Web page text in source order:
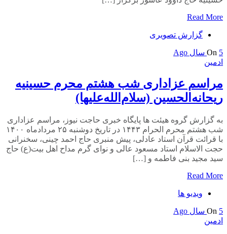
Read More
گزارش تصویری
On 5 سال Ago
ادمین
مراسم عزاداری شب هشتم محرم حسینیه
ریحانه‌الحسین (سلام‌الله‌علیها)
به گزارش گروه هیئت ها پایگاه خبری حاجت نیوز، مراسم عزاداری
شب هشتم محرم الحرام ۱۴۴۳ در تاریخ دوشنبه ۲۵ مردادماه ۱۴۰۰
با قرائت قرآن استاد عادلی، پیش منبری حاج احمد چینی، سخنرانی
حجت الاسلام استاد مسعود عالی و نوای گرم مداح اهل بیت(ع) حاج
سید مجید بنی فاطمه و […]
Read More
ویدیو ها
On 5 سال Ago
ادمین